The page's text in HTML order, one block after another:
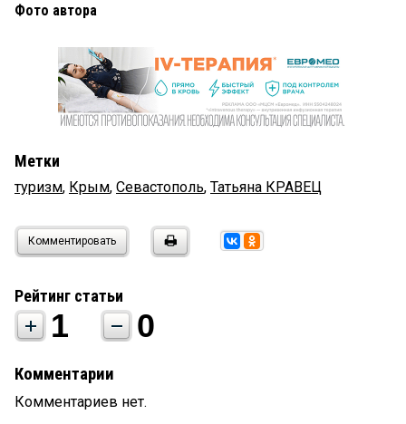
Фото автора
Метки
туризм, Крым, Севастополь, Татьяна КРАВЕЦ
Комментировать
Рейтинг статьи
1 0
Комментарии
Комментариев нет.